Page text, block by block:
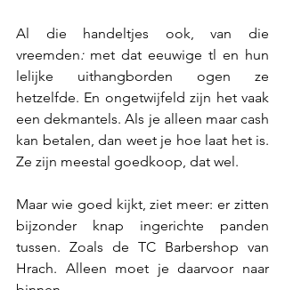
Al die handeltjes ook, van die
vreemden: met dat eeuwige tl en hun
lelijke uithangborden ogen ze
hetzelfde. En ongetwijfeld zijn het vaak
een dekmantels. Als je alleen maar cash
kan betalen, dan weet je hoe laat het is.
Ze zijn meestal goedkoop, dat wel.
Maar wie goed kijkt, ziet meer: er zitten
bijzonder knap ingerichte panden
tussen. Zoals de TC Barbershop van
Hrach. Alleen moet je daarvoor naar